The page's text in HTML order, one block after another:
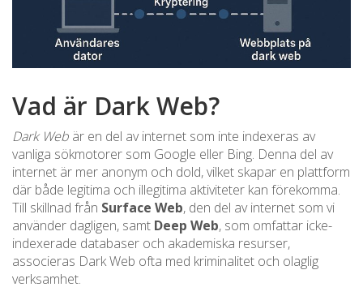
Vad är Dark Web?
Dark Web är en del av internet som inte indexeras av
vanliga sökmotorer som Google eller Bing. Denna del av
internet är mer anonym och dold, vilket skapar en plattform
där både legitima och illegitima aktiviteter kan förekomma.
Till skillnad från Surface Web, den del av internet som vi
använder dagligen, samt Deep Web, som omfattar icke-
indexerade databaser och akademiska resurser,
associeras Dark Web ofta med kriminalitet och olaglig
verksamhet.